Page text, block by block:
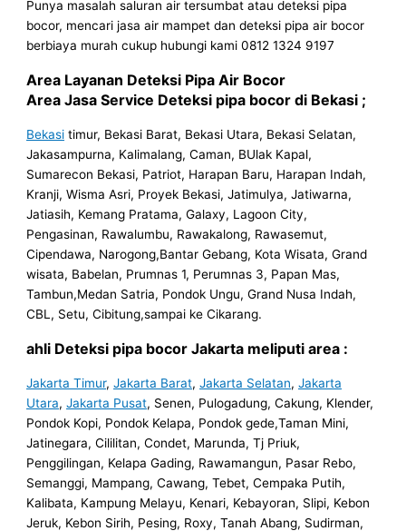
Punya masalah saluran air tersumbat atau deteksi pipa
bocor, mencari jasa air mampet dan deteksi pipa air bocor
berbiaya murah cukup hubungi kami 0812 1324 9197
Area Layanan Deteksi Pipa Air Bocor
Area Jasa Service Deteksi pipa bocor di Bekasi ;
Bekasi timur, Bekasi Barat, Bekasi Utara, Bekasi Selatan,
Jakasampurna, Kalimalang, Caman, BUlak Kapal,
Sumarecon Bekasi, Patriot, Harapan Baru, Harapan Indah,
Kranji, Wisma Asri, Proyek Bekasi, Jatimulya, Jatiwarna,
Jatiasih, Kemang Pratama, Galaxy, Lagoon City,
Pengasinan, Rawalumbu, Rawakalong, Rawasemut,
Cipendawa, Narogong,Bantar Gebang, Kota Wisata, Grand
wisata, Babelan, Prumnas 1, Perumnas 3, Papan Mas,
Tambun,Medan Satria, Pondok Ungu, Grand Nusa Indah,
CBL, Setu, Cibitung,sampai ke Cikarang.
ahli Deteksi pipa bocor Jakarta meliputi area :
Jakarta Timur,Jakarta Barat,Jakarta Selatan,Jakarta
Utara,Jakarta Pusat, Senen, Pulogadung, Cakung, Klender,
Pondok Kopi, Pondok Kelapa, Pondok gede,Taman Mini,
Jatinegara, Cililitan, Condet, Marunda, Tj Priuk,
Penggilingan, Kelapa Gading, Rawamangun, Pasar Rebo,
Semanggi, Mampang, Cawang, Tebet, Cempaka Putih,
Kalibata, Kampung Melayu, Kenari, Kebayoran, Slipi, Kebon
Jeruk, Kebon Sirih, Pesing, Roxy, Tanah Abang, Sudirman,